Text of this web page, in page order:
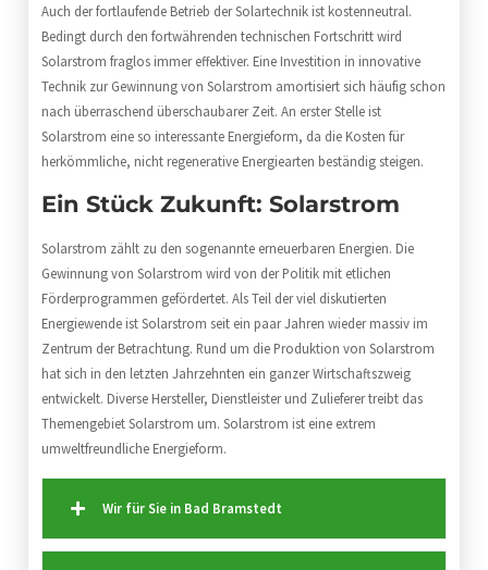
Auch der fortlaufende Betrieb der Solartechnik ist kostenneutral.
Bedingt durch den fortwährenden technischen Fortschritt wird
Solarstrom fraglos immer effektiver. Eine Investition in innovative
Technik zur Gewinnung von Solarstrom amortisiert sich häufig schon
nach überraschend überschaubarer Zeit. An erster Stelle ist
Solarstrom eine so interessante Energieform, da die Kosten für
herkömmliche, nicht regenerative Energiearten beständig steigen.
Ein Stück Zukunft: Solarstrom
Solarstrom zählt zu den sogenannte erneuerbaren Energien. Die
Gewinnung von Solarstrom wird von der Politik mit etlichen
Förderprogrammen gefördertet. Als Teil der viel diskutierten
Energiewende ist Solarstrom seit ein paar Jahren wieder massiv im
Zentrum der Betrachtung. Rund um die Produktion von Solarstrom
hat sich in den letzten Jahrzehnten ein ganzer Wirtschaftszweig
entwickelt. Diverse Hersteller, Dienstleister und Zulieferer treibt das
Themengebiet Solarstrom um. Solarstrom ist eine extrem
umweltfreundliche Energieform.
Wir für Sie in Bad Bramstedt